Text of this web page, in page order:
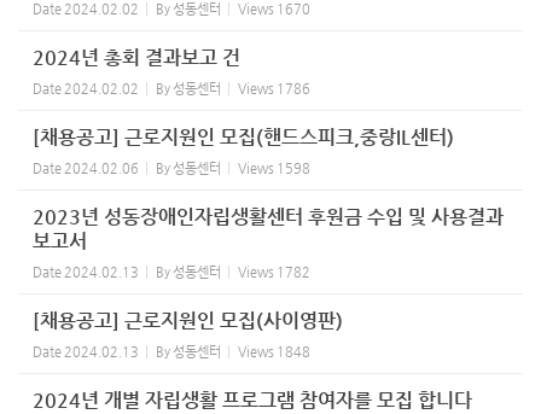
Date 2024.02.02 By성동센터 Views 1670
2024년 총회 결과보고 건
Date 2024.02.02 By성동센터 Views 1786
[채용공고] 근로지원인 모집(핸드스피크,중랑IL센터)
Date 2024.02.06 By성동센터 Views 1598
2023년 성동장애인자립생활센터 후원금 수입 및 사용결과
보고서
Date 2024.02.13 By성동센터 Views 1782
[채용공고] 근로지원인 모집(사이영판)
Date 2024.02.13 By성동센터 Views 1848
2024년 개별 자립생활 프로그램 참여자를 모집 합니다